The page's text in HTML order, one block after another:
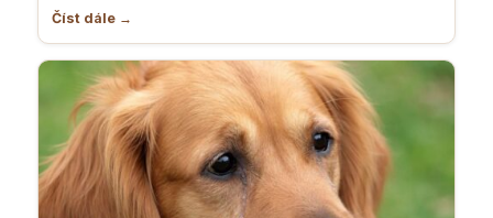
Číst dále →